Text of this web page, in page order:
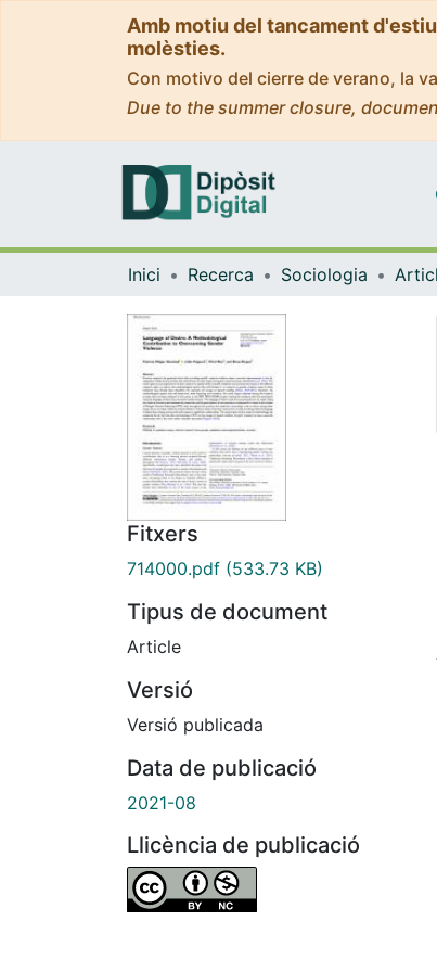
Amb motiu del tancament
molèsties.
Con motivo del cierre de verano, la
Due to the summer closure,
Inici Recerca Sociologia
Fitxers
714000.pdf (533.73 KB)
Tipus de document
Article
Versió
Versió publicada
Data de publicació
2021-08
Llicència de publicació